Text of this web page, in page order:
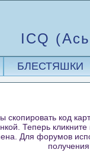
ICQ
БЛЕСТЯШКИ
скопировать код
Теперь
Для форумов